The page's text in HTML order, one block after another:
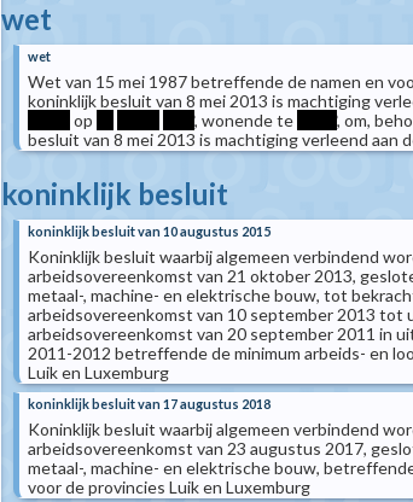
wet
wet
Wet van 15 mei 1987 betreffende de namen en
koninklijk besluit van 8 mei 2013 is machtiging
op , wonende te
, om,
besluit van 8 mei 2013 is machtiging verleend aan
koninklijk besluit
koninklijk besluit van 10 augustus 2015
Koninklijk besluit waarbij algemeen verbindend
arbeidsovereenkomst van 21 oktober 2013,
metaal-, machine- en elektrische bouw, tot
arbeidsovereenkomst van 10 september 2013 tot
arbeidsovereenkomst van 20 september 2011 in
2011-2012 betreffende de minimum arbeids- en
Luik en Luxemburg
koninklijk besluit van 17 augustus 2018
Koninklijk besluit waarbij algemeen verbindend
arbeidsovereenkomst van 23 augustus 2017,
metaal-, machine- en elektrische bouw,
voor de provincies Luik en Luxemburg